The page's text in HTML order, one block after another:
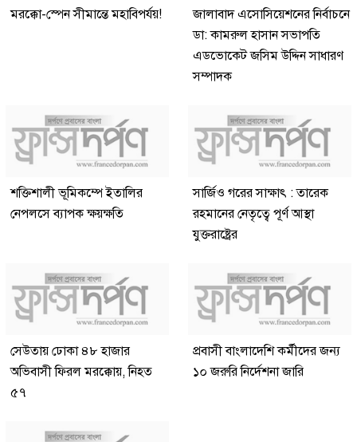
মরক্কো-স্পেন সীমান্তে মহাবিপর্যয়!
জালাবাদ এসোসিয়েশনের নির্বাচনে
ডা: কামরুল হাসান সভাপতি
এডভোকেট জসিম উদ্দিন সাধারণ
সম্পাদক
শক্তিশালী ভূমিকম্পে ইতালির
নেপলসে ব্যাপক ক্ষয়ক্ষতি
সার্জিও গরের সাক্ষাৎ : তারেক
রহমানের নেতৃত্বে পূর্ণ আস্থা
যুক্তরাষ্ট্রের
সেউতায় ঢোকা ৪৮ হাজার
অভিবাসী ফিরল মরক্কোয়, নিহত
৫৭
প্রবাসী বাংলাদেশি কর্মীদের জন্য
১০ জরুরি নির্দেশনা জারি